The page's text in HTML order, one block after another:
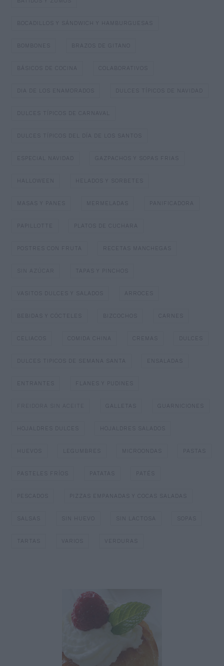
BOCADILLOS Y SÁNDWICH Y HAMBURGUESAS
BOMBONES BRAZOS DE GITANO
BÁSICOS DE COCINA COLABORATIVOS
DIA DE LOS ENAMORADOS DULCES TÍPICOS DE NAVIDAD
DULCES TÍPICOS DE CARNAVAL
DULCES TÍPICOS DEL DÍA DE LOS SANTOS
ESPECIAL NAVIDAD GAZPACHOS Y SOPAS FRIAS
HALLOWEEN HELADOS Y SORBETES
MASAS Y PANES MERMELADAS PANIFICADORA
PAPILLOTTE PLATOS DE CUCHARA
POSTRES CON FRUTA RECETAS MANCHEGAS
SIN AZÚCAR TAPAS Y PINCHOS
VASITOS DULCES Y SALADOS ARROCES
BEBIDAS Y CÓCTELES BIZCOCHOS CARNES
CELIACOS COMIDA CHINA CREMAS
DULCES TIPICOS DE SEMANA SANTA ENSALADAS
ENTRANTES FLANES Y PUDINES
FREIDORA SIN ACEITE GALLETAS GUARNICIONES
HOJALDRES DULCES HOJALDRES SALADOS
HUEVOS LEGUMBRES MICROONDAS PASTAS
PASTELES FRÍOS PATATAS PATÉS
PESCADOS PIZZAS EMPANADAS Y COCAS SALADAS
SALSAS SIN HUEVO SIN LACTOSA SOPAS
TARTAS VARIOS VERDURAS